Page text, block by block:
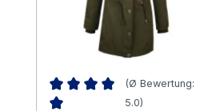
(Ø Bewertung:
5.0)